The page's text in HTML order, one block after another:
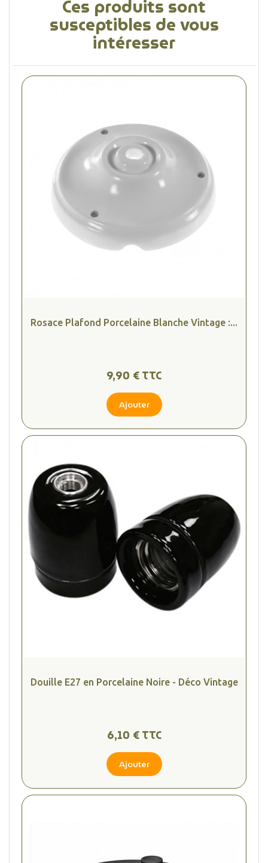
Ces produits sont
susceptibles de vous
intéresser
Rosace Plafond Porcelaine Blanche Vintage :...
9,90 € TTC
Ajouter
Douille E27 en Porcelaine Noire - Déco Vintage
6,10 € TTC
Ajouter